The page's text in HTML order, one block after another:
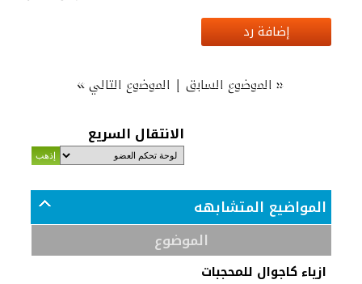
إضافة رد
« الموضوع السابق| الموضوع التالي»
الانتقال السريع
المواضيع المتشابهه
الموضوع
ازياء كاجوال للمحجبات